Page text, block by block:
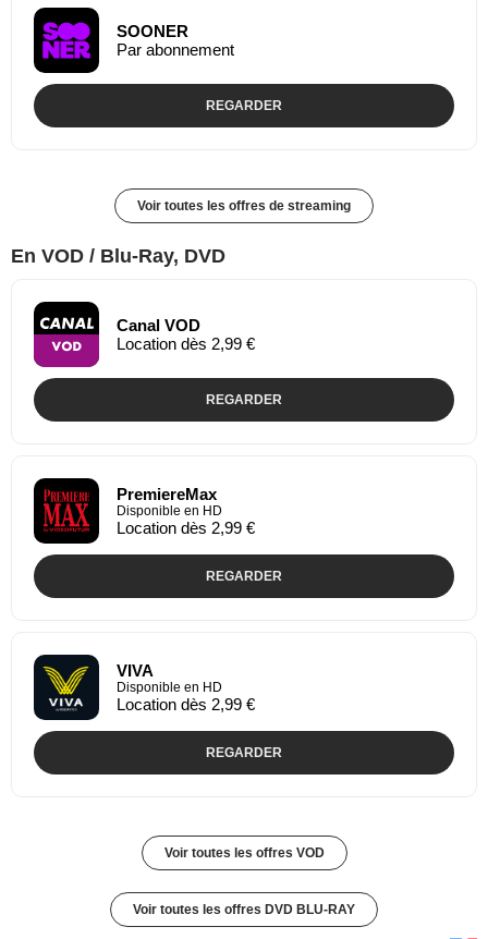
SOONER
Par abonnement
REGARDER
Voir toutes les offres de streaming
En VOD / Blu-Ray, DVD
Canal VOD
Location dès 2,99 €
REGARDER
PremiereMax
Disponible en HD
Location dès 2,99 €
REGARDER
VIVA
Disponible en HD
Location dès 2,99 €
REGARDER
Voir toutes les offres VOD
Voir toutes les offres DVD BLU-RAY